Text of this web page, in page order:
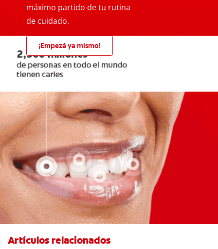
máximo partido de tu rutina
de cuidado.
¡Empezá ya mismo!
Artículos relacionados